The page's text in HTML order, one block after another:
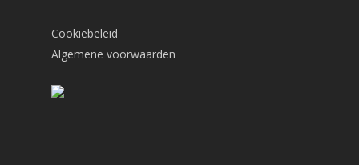
Cookiebeleid
Algemene voorwaarden